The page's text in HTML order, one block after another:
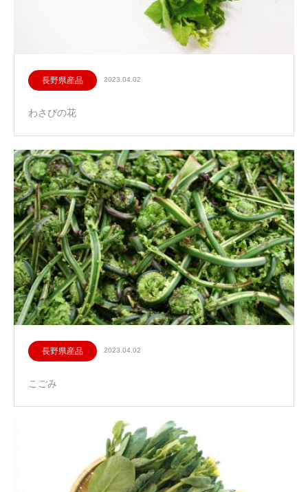
長野県産品 2023.04.02
わさびの花
長野県産品 2023.04.02
こごみ